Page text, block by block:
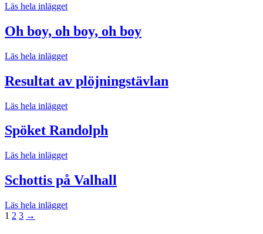
Läs hela inlägget
Oh boy, oh boy, oh boy
Läs hela inlägget
Resultat av plöjningstävlan
Läs hela inlägget
Spöket Randolph
Läs hela inlägget
Schottis på Valhall
Läs hela inlägget
Sidnumrering
1 2 3 →